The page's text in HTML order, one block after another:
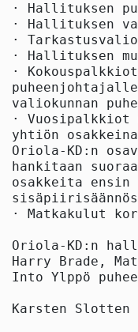
· Hallituksen
· Hallituksen
·
· Hallituksen
·
valiokunnan
·
yhtiön
Oriola-KD:n
hankitaan
osakkeita ensin
· Matkakulut
Oriola-KD:n
Harry Brade,
Into Ylppö
Karsten